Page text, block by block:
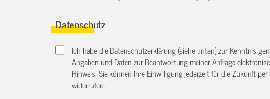
Datenschutz
Ich habe die Datenschutzerklärung (siehe unten) zur Kenntnis
Angaben und Daten zur Beantwortung meiner Anfrage
Hinweis: Sie können Ihre Einwilligung jederzeit für die Zukunft
widerrufen.